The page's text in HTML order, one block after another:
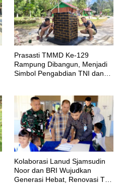
Prasasti TMMD Ke-129
Rampung Dibangun, Menjadi
Simbol Pengabdian TNI dan
Kolaborasi Lanud Sjamsudin
Noor dan BRI Wujudkan
Generasi Hebat, Renovasi TK